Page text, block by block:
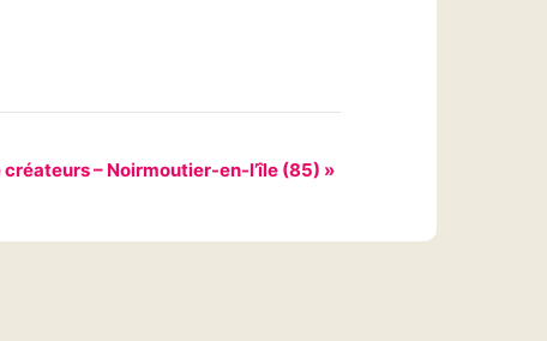
créateurs – Noirmoutier-en-l’île (85) »